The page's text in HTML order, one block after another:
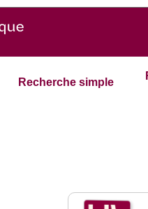
Recherche simple